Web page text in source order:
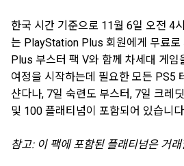
한국 시간 기준으로 11월 6일 오전 4
는 PlayStation Plus 회원에게 무료
Plus 부스터 팩 V와 함께 차세대 게임
여정을 시작하는데 필요한 모든 PS5
샨다나, 7일 숙련도 부스터, 7일 크레
및 100 플래티넘이 포함되어 있습니
참고: 이 팩에 포함된 플래티넘은 거